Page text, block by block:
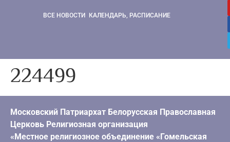
ВСЕ НОВОСТИ КАЛЕНДАРЬ, РАСПИСАНИЕ
224499
Московский Патриархат Белорусская Православная
Церковь Религиозная организация
«Местное религиозное объединение «Гомельская